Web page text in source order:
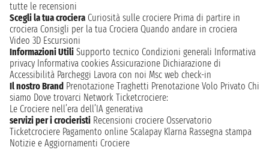
tutte le recensioni
Scegli la tua crociera Curiosità sulle crociere Prima di partire in
crociera Consigli per la tua Crociera Quando andare in crociera
Video 3D Escursioni
Informazioni Utili Supporto tecnico Condizioni generali Informativa
privacy Informativa cookies Assicurazione Dichiarazione di
Accessibilità Parcheggi Lavora con noi Msc web check-in
Il nostro Brand Prenotazione Traghetti Prenotazione Volo Privato Chi
siamo Dove trovarci Network Ticketcrociere:
Le Crociere nell’era dell’IA generativa
servizi per i crocieristi Recensioni crociere Osservatorio
Ticketcrociere Pagamento online Scalapay Klarna Rassegna stampa
Notizie e Aggiornamenti Crociere